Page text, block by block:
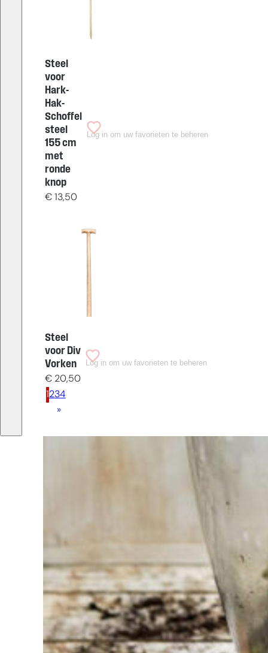
Steel
voor
Hark-
Hak-
Schoffel
steel
155 cm
met
ronde
knop
€13,50
Log in om uw favorieten te beheren
Steel
voor Div
Vorken
€20,50
Log in om uw favorieten te beheren
1234
»
Bij Sneeboer
staan we altijd
klaar om een
Schroom je